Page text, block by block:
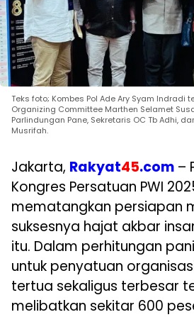
Teks foto; Kombes Pol Ade Ary Syam Indradi
Organizing Committee Marthen Selamet
Parlindungan Pane, Sekretaris OC Tb Adhi,
Musrifah.
Jakarta, Rakyat45.com –
Kongres Persatuan PWI
mematangkan persiapan
suksesnya hajat akbar
itu. Dalam perhitungan
untuk penyatuan
tertua sekaligus terbesar
melibatkan sekitar 600